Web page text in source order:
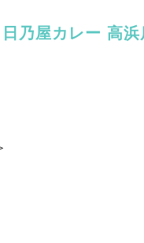
乃屋カレー 高浜